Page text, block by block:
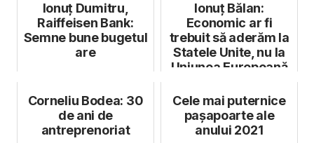
Ionuț Dumitru,
Raiffeisen Bank:
Semne bune bugetul
are
Ionuț Bălan:
Economic ar fi
trebuit să aderăm la
Statele Unite, nu la
Uniunea Europeană
Corneliu Bodea: 30
de ani de
antreprenoriat
Cele mai puternice
pașapoarte ale
anului 2021